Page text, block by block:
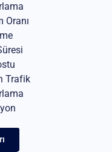
Oranı
Trafik